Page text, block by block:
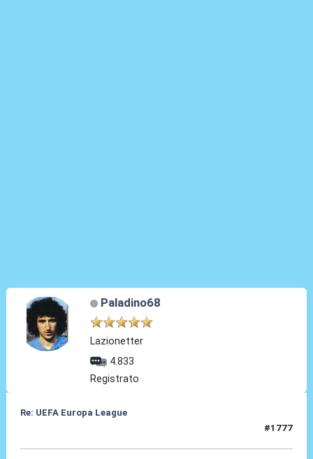
Paladino68
Lazionetter
4.833
Registrato
Re: UEFA Europa League
#1777